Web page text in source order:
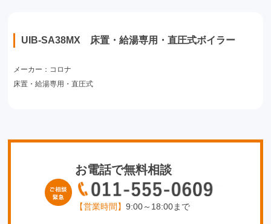
UIB-SA38MX 床置・給湯専用・直圧式ボイラー
メーカー：コロナ
床置・給湯専用・直圧式
お電話で無料相談
【営業時間】 9:00～18:00まで